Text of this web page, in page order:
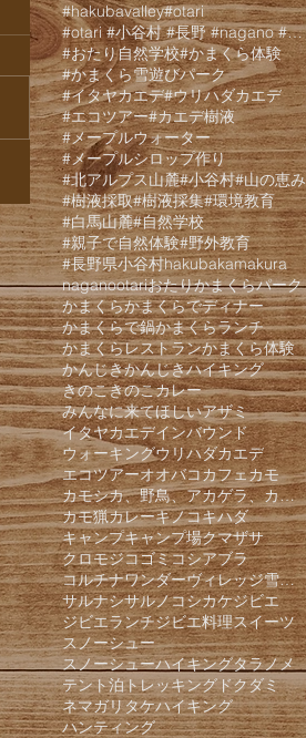
#hakubavalley#otari
#otari #小谷村 #長野 #nagano #白馬 #hakuba #栂池 #栂池高原 #栂池高
#おたり自然学校#かまくら体験
#かまくら雪遊びパーク
#イタヤカエデ#ウリハダカエデ
#エコツアー#カエデ樹液
#メープルウォーター
#メープルシロップ作り
#北アルプス山麓#小谷村#山の恵み
#樹液採取#樹液採集#環境教育
#白馬山麓#自然学校
#親子で自然体験#野外教育
#長野県小谷村hakubakamakura
naganootariおたりかまくらパーク
かまくらかまくらでディナー
かまくらで鍋かまくらランチ
かまくらレストランかまくら体験
かんじきかんじきハイキング
きのこきのこカレー
みんなに来てほしいアザミ
イタヤカエデインバウンド
ウォーキングウリハダカエデ
エコツアーオオバコカフェカモ
カモシカ、野鳥、アカゲラ、カケス、クモロジ、野生動物、かんじき、
カモ猟カレーキノコキハダ
キャンプキャンプ場クマザサ
クロモジコゴミコシアブラ
コルチナワンダーヴィレッジ雪遊びパーク
サルナシサルノコシカケジビエ
ジビエランチジビエ料理スイーツ
スノーシュー
スノーシューハイキングタラノメ
テント泊トレッキングドクダミ
ネマガリタケハイキング
ハンティング